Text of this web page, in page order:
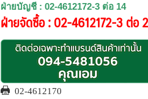
ฝ่ายบัญชี : 02-4612172-3 ต่อ 14
ฝ่ายจัดซื้อ : 02-4612172-3 ต่อ
02-4612170